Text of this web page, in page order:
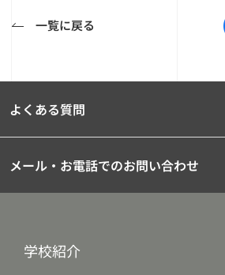
一覧に戻る
よくある質問
メール・お電話でのお問い合わせ
学校紹介